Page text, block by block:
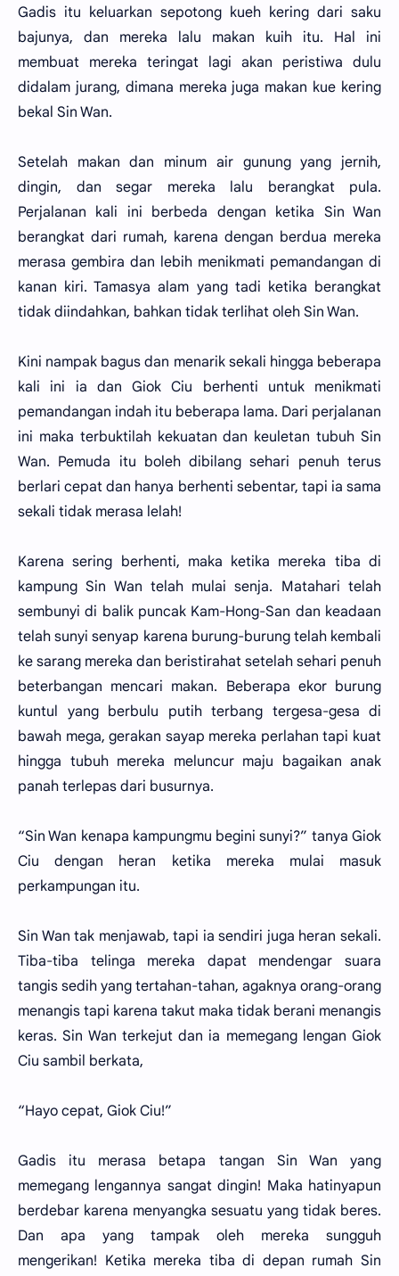
Gadis itu keluarkan sepotong kueh kering dari saku
bajunya, dan mereka lalu makan kuih itu. Hal ini
membuat mereka teringat lagi akan peristiwa dulu
didalam jurang, dimana mereka juga makan kue kering
bekal Sin Wan.
Setelah makan dan minum air gunung yang jernih,
dingin, dan segar mereka lalu berangkat pula.
Perjalanan kali ini berbeda dengan ketika Sin Wan
berangkat dari rumah, karena dengan berdua mereka
merasa gembira dan lebih menikmati pemandangan di
kanan kiri. Tamasya alam yang tadi ketika berangkat
tidak diindahkan, bahkan tidak terlihat oleh Sin Wan.
Kini nampak bagus dan menarik sekali hingga beberapa
kali ini ia dan Giok Ciu berhenti untuk menikmati
pemandangan indah itu beberapa lama. Dari perjalanan
ini maka terbuktilah kekuatan dan keuletan tubuh Sin
Wan. Pemuda itu boleh dibilang sehari penuh terus
berlari cepat dan hanya berhenti sebentar, tapi ia sama
sekali tidak merasa lelah!
Karena sering berhenti, maka ketika mereka tiba di
kampung Sin Wan telah mulai senja. Matahari telah
sembunyi di balik puncak Kam-Hong-San dan keadaan
telah sunyi senyap karena burung-burung telah kembali
ke sarang mereka dan beristirahat setelah sehari penuh
beterbangan mencari makan. Beberapa ekor burung
kuntul yang berbulu putih terbang tergesa-gesa di
bawah mega, gerakan sayap mereka perlahan tapi kuat
hingga tubuh mereka meluncur maju bagaikan anak
panah terlepas dari busurnya.
“Sin Wan kenapa kampungmu begini sunyi?” tanya Giok
Ciu dengan heran ketika mereka mulai masuk
perkampungan itu.
Sin Wan tak menjawab, tapi ia sendiri juga heran sekali.
Tiba-tiba telinga mereka dapat mendengar suara
tangis sedih yang tertahan-tahan, agaknya orang-orang
menangis tapi karena takut maka tidak berani menangis
keras. Sin Wan terkejut dan ia memegang lengan Giok
Ciu sambil berkata,
“Hayo cepat, Giok Ciu!”
Gadis itu merasa betapa tangan Sin Wan yang
memegang lengannya sangat dingin! Maka hatinyapun
berdebar karena menyangka sesuatu yang tidak beres.
Dan apa yang tampak oleh mereka sungguh
mengerikan! Ketika mereka tiba di depan rumah Sin